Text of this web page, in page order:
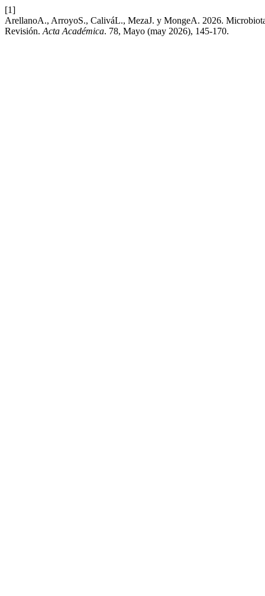
[1]
ArellanoA., ArroyoS., CaliváL., MezaJ. y MongeA. 2026.
Revisión. Acta Académica. 78, Mayo (may 2026), 145-170.